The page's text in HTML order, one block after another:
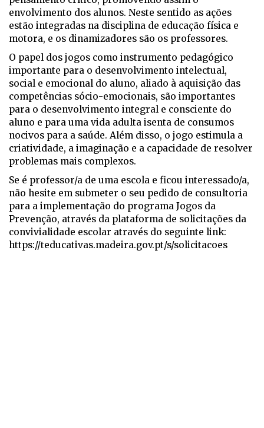
envolvimento dos alunos. Neste sentido as ações
estão integradas na disciplina de educação física e
motora, e os dinamizadores são os professores.
O papel dos jogos como instrumento pedagógico
importante para o desenvolvimento intelectual,
social e emocional do aluno, aliado à aquisição das
competências sócio-emocionais, são importantes
para o desenvolvimento integral e consciente do
aluno e para uma vida adulta isenta de consumos
nocivos para a saúde. Além disso, o jogo estimula a
criatividade, a imaginação e a capacidade de resolver
problemas mais complexos.
Se é professor/a de uma escola e ficou interessado/a,
não hesite em submeter o seu pedido de consultoria
para a implementação do programa Jogos da
Prevenção, através da plataforma de solicitações da
convivialidade escolar através do seguinte link:
https://teducativas.madeira.gov.pt/s/solicitacoes